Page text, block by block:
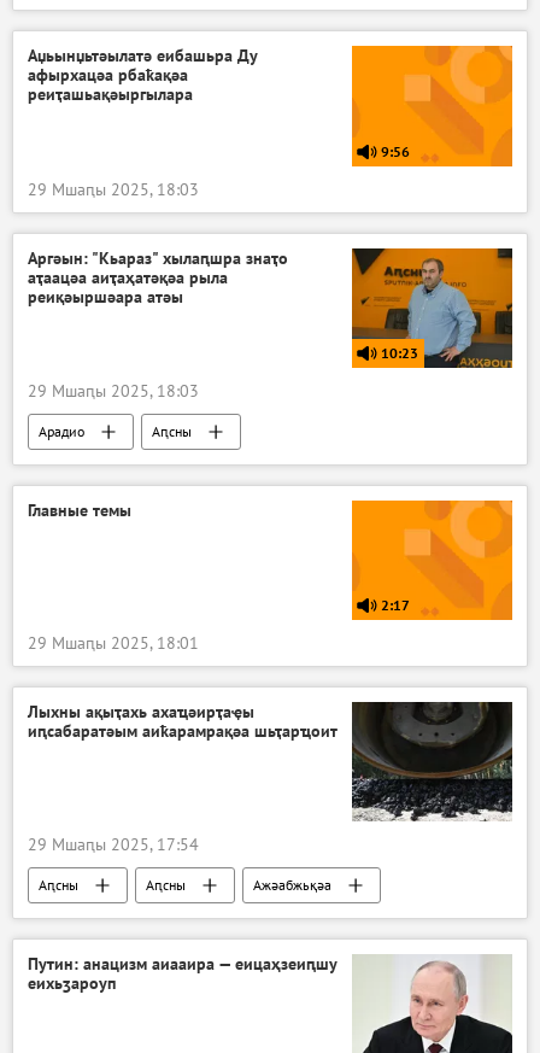
Аџьынџьтәылатә еибашьра Ду
афырхацәа рбаҟақәа
реиҭашьақәыргылара
9:56
29 Мшаԥы 2025, 18:03
Аргәын: "Кьараз" хылаԥшра знаҭо
аҭаацәа аиҭаҳатәқәа рыла
реиқәыршәара атәы
10:23
29 Мшаԥы 2025, 18:03
Арадио
Аԥсны
Ҳазлацәажәаша ҳамоуп
Аподкаст
Главные темы
2:17
29 Мшаԥы 2025, 18:01
Лыхны ақыҭахь ахаҵәирҭаҿы
иԥсабаратәым аиҟарамрақәа шьҭарҵоит
29 Мшаԥы 2025, 17:54
Аԥсны Аԥсны Ажәабжьқәа
Путин: анацизм аиааира — еицаҳзеиԥшу
еихьӡароуп